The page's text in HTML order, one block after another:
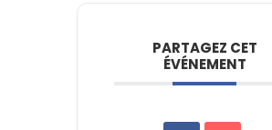
PARTAGEZ CET
ÉVÉNEMENT